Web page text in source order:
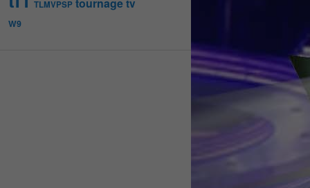
TLMVPSP tournagetv
W9